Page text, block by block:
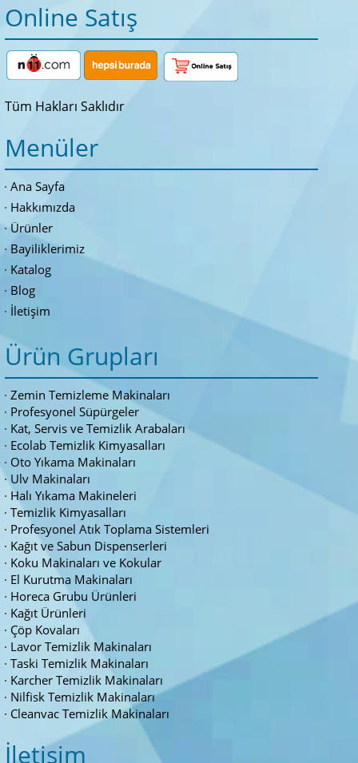
Online Satış
Tüm Hakları Saklıdır
Menüler
Ana Sayfa
Hakkımızda
Ürünler
Bayiliklerimiz
Katalog
Blog
İletişim
Ürün Grupları
Zemin Temizleme Makinaları
Profesyonel Süpürgeler
Kat, Servis ve Temizlik Arabaları
Ecolab Temizlik Kimyasalları
Oto Yıkama Makinaları
Ulv Makinaları
Halı Yıkama Makineleri
Temizlik Kimyasalları
Profesyonel Atık Toplama Sistemleri
Kağıt ve Sabun Dispenserleri
Koku Makinaları ve Kokular
El Kurutma Makinaları
Horeca Grubu Ürünleri
Kağıt Ürünleri
Çöp Kovaları
Lavor Temizlik Makinaları
Taski Temizlik Makinaları
Karcher Temizlik Makinaları
Nilfisk Temizlik Makinaları
Cleanvac Temizlik Makinaları
İletişim